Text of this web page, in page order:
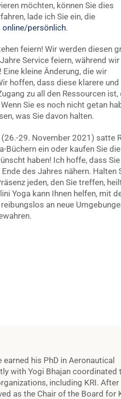
möchten, können Sie dies
lade ich Sie ein, die
online/persönlich.
feiern! Wir werden diesen
Service feiern, während wir
kleine Änderung, die wir
hoffen, dass diese klarere und
zu all den Ressourcen ist,
Sie es noch nicht getan
was Sie davon halten.
29. November 2021) satte
Büchern ein oder kaufen Sie die
haben! Ich hoffe, dass Sie
des Jahres nähern. Halten
jeden, den Sie treffen,
Yoga kann Ihnen helfen, mit
an neue
his PhD in Aeronautical
with Yogi Bhajan coordinated
including KRI. After
as the Chair of the Board for